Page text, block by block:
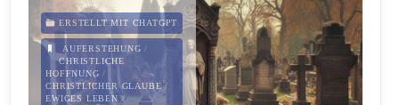
wird"
ERSTELLT MIT CHATGPT
AUFERSTEHUNG /
CHRISTLICHE
HOFFNUNG /
CHRISTLICHER GLAUBE/
EWIGES LEBEN /